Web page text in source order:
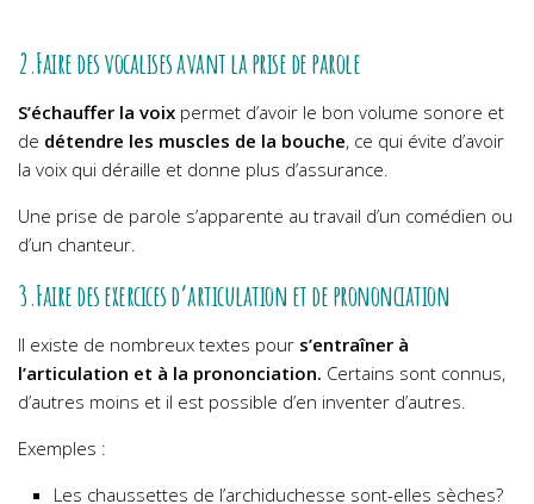
2.Faire des vocalises avant la prise de parole
S’échauffer la voix permet d’avoir le bon volume sonore et
de détendre les muscles de la bouche, ce qui évite d’avoir
la voix qui déraille et donne plus d’assurance.
Une prise de parole s’apparente au travail d’un comédien ou
d’un chanteur.
3.Faire des exercices d’articulation et de prononciation
Il existe de nombreux textes pour s’entraîner à
l’articulation et à la prononciation. Certains sont connus,
d’autres moins et il est possible d’en inventer d’autres.
Exemples :
Les chaussettes de l’archiduchesse sont-elles sèches?